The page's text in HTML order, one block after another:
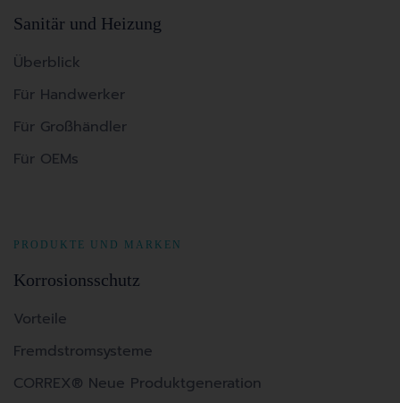
Sanitär und Heizung
Überblick
Für Handwerker
Für Großhändler
Für OEMs
PRODUKTE UND MARKEN
Korrosionsschutz
Vorteile
Fremdstromsysteme
CORREX® Neue Produktgeneration